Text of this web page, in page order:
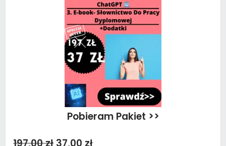
Pobieram Pakiet >>
197,00 zł 37,00 zł